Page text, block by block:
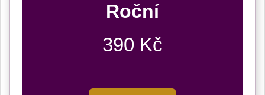
Roční
390 Kč